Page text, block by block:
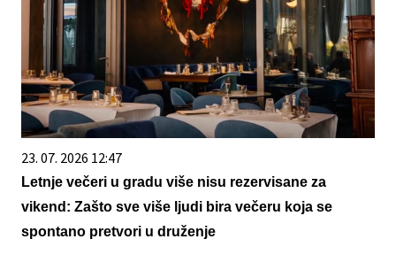
23. 07. 2026 12:47
Letnje večeri u gradu više nisu rezervisane za
vikend: Zašto sve više ljudi bira večeru koja se
spontano pretvori u druženje